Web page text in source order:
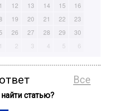
12 13 14 15
16
19 20 21 22
23
26 27 28 29
30
1 2 3 4 5 6
Все
статью?